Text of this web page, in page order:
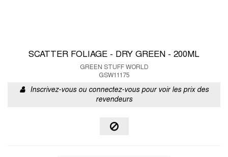
SCATTER FOLIAGE - DRY GREEN - 200ML
GREEN STUFF WORLD
GSW11175
Inscrivez-vous ou connectez-vous pour voir les prix des
revendeurs